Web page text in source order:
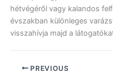
hétvégéről vagy kalandos
évszakban különleges
visszahívja majd a
PREVIOUS